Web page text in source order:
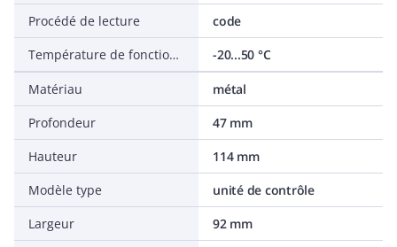
Procédé de lecture
code
Température de fonctionnement
-20...50 °C
Matériau
métal
Profondeur
47 mm
Hauteur
114 mm
Modèle type
unité de contrôle
Largeur
92 mm